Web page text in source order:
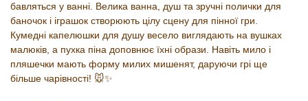
бавляться у ванні. Велика ванна, душ та зручні полички для
баночок і іграшок створюють цілу сцену для пінної гри.
Кумедні капелюшки для душу весело виглядають на вушках
малюків, а пухка піна доповнює їхні образи. Навіть мило і
пляшечки мають форму милих мишенят, даруючи грі ще
більше чарівності! 🐭✨